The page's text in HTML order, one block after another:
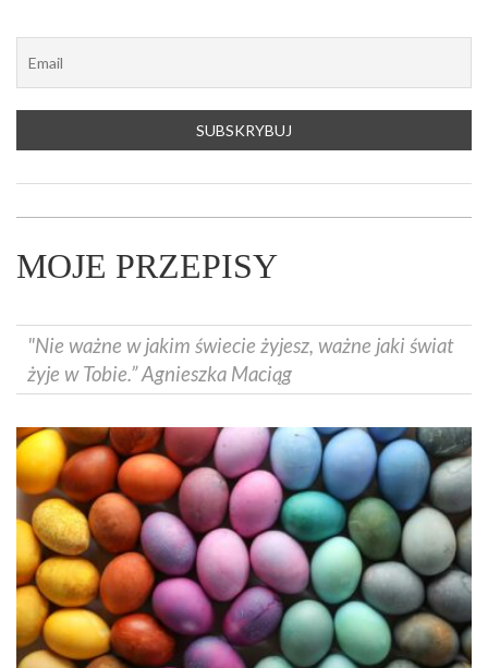
MOJE PRZEPISY
"Nie ważne w jakim świecie żyjesz, ważne jaki świat
żyje w Tobie.” Agnieszka Maciąg